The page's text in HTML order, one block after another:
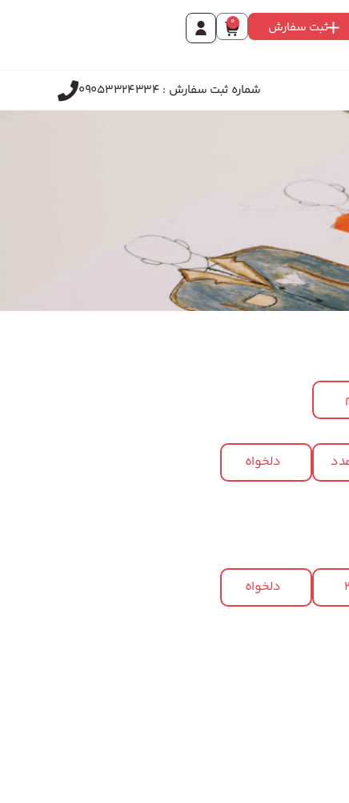
ثبت سفارش 0
شماره ثبت سفارش : 09053324334
و عظمت طبیعت.
دلخواه
دلخواه